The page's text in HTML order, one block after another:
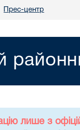
Прес-центр
лише з